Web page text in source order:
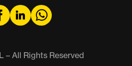
– All Rights Reserved